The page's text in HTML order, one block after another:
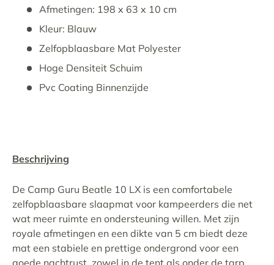
Afmetingen: 198 x 63 x 10 cm
Kleur: Blauw
Zelfopblaasbare Mat Polyester
Hoge Densiteit Schuim
Pvc Coating Binnenzijde
Beschrijving
De Camp Guru Beatle 10 LX is een comfortabele
zelfopblaasbare slaapmat voor kampeerders die net
wat meer ruimte en ondersteuning willen. Met zijn
royale afmetingen en een dikte van 5 cm biedt deze
mat een stabiele en prettige ondergrond voor een